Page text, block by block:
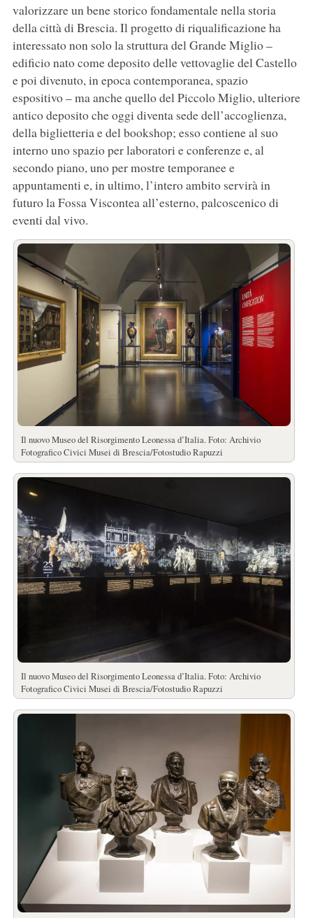
valorizzare un bene storico fondamentale nella storia
della città di Brescia. Il progetto di riqualificazione ha
interessato non solo la struttura del Grande Miglio –
edificio nato come deposito delle vettovaglie del Castello
e poi divenuto, in epoca contemporanea, spazio
espositivo – ma anche quello del Piccolo Miglio, ulteriore
antico deposito che oggi diventa sede dell’accoglienza,
della biglietteria e del bookshop; esso contiene al suo
interno uno spazio per laboratori e conferenze e, al
secondo piano, uno per mostre temporanee e
appuntamenti e, in ultimo, l’intero ambito servirà in
futuro la Fossa Viscontea all’esterno, palcoscenico di
eventi dal vivo.
Il nuovo Museo del Risorgimento Leonessa d’Italia. Foto: Archivio
Fotografico Civici Musei di Brescia/Fotostudio Rapuzzi
Il nuovo Museo del Risorgimento Leonessa d’Italia. Foto: Archivio
Fotografico Civici Musei di Brescia/Fotostudio Rapuzzi